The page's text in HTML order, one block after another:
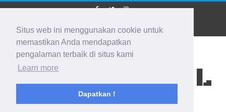
Situs web ini menggunakan cookie untuk
memastikan Anda mendapatkan
pengalaman terbaik di situs kami
Learn more
Dapatkan !
BIDIK KALSEL
Membidik Ke Segala Arah